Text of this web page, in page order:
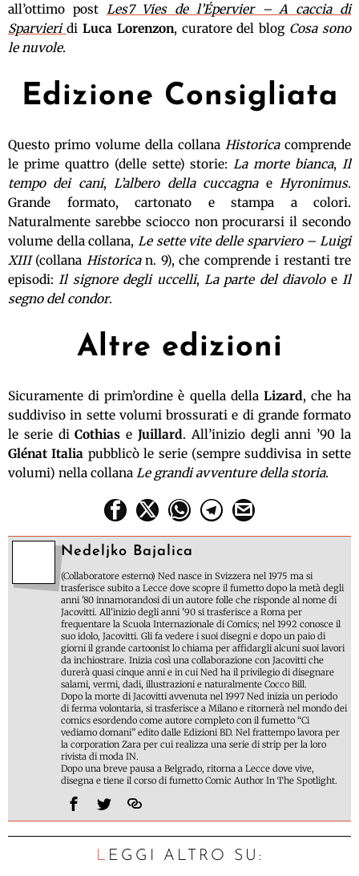
all’ottimo post
Les7 Vies de l’Épervier – A caccia di
Sparvieri di Luca Lorenzon, curatore del blog Cosa sono
le nuvole.
Edizione Consigliata
Questo primo volume della collana Historicacomprende
le prime quattro (delle sette) storie: La morte bianca, Il
tempo dei cani, L’albero della cuccagnae Hyronimus.
Grande formato, cartonato e stampa a colori.
Naturalmente sarebbe sciocco non procurarsi il secondo
volume della collana, Le sette vite delle sparviero – Luigi
XIII(collana Historican. 9), che comprende i restanti tre
episodi: Il signore degli uccelli, La parte del diavoloe Il
segno del condor.
Altre edizioni
Sicuramente di prim’ordine è quella della Lizard, che ha
suddiviso in sette volumi brossurati e di grande formato
le serie diCothias eJuillard. All’inizio degli anni ’90 la
Glénat Italia pubblicò le serie (sempre suddivisa in sette
volumi) nella collana Le grandi avventure della storia.
Nedeljko Bajalica
(Collaboratore esterno) Ned nasce in Svizzera nel 1975 ma si
trasferisce subito a Lecce dove scopre il fumetto dopo la metà degli
anni '80 innamorandosi di un autore folle che risponde al nome di
Jacovitti. All'inizio degli anni '90 si trasferisce a Roma per
frequentare la Scuola Internazionale di Comics; nel 1992 conosce il
suo idolo, Jacovitti. Gli fa vedere i suoi disegni e dopo un paio di
giorni il grande cartoonist lo chiama per affidargli alcuni suoi lavori
da inchiostrare. Inizia così una collaborazione con Jacovitti che
durerà quasi cinque anni e in cui Ned ha il privilegio di disegnare
salami, vermi, dadi, illustrazioni e naturalmente Cocco Bill.
Dopo la morte di Jacovitti avvenuta nel 1997 Ned inizia un periodo
di ferma volontaria, si trasferisce a Milano e ritornerà nel mondo dei
comics esordendo come autore completo con il fumetto “Ci
vediamo domani” edito dalle Edizioni BD. Nel frattempo lavora per
la corporation Zara per cui realizza una serie di strip per la loro
rivista di moda IN.
Dopo una breve pausa a Belgrado, ritorna a Lecce dove vive,
disegna e tiene il corso di fumetto Comic Author In The Spotlight.
LEGGI ALTRO SU: